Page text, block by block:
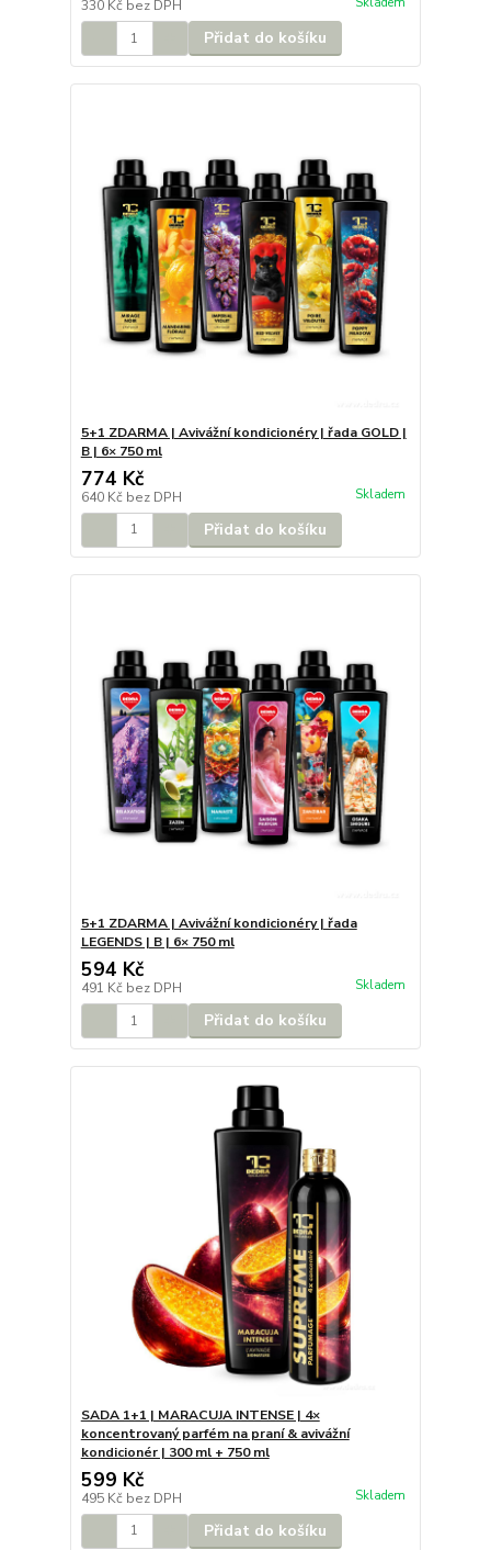
330 Kč bez DPH
Přidat do košíku
5+1 ZDARMA | Avivážní kondicionéry | řada GOLD |
B | 6× 750 ml
774 Kč
640 Kč bez DPH Skladem
Přidat do košíku
5+1 ZDARMA | Avivážní kondicionéry | řada
LEGENDS | B | 6× 750 ml
594 Kč
491 Kč bez DPH Skladem
Přidat do košíku
SADA 1+1 | MARACUJA INTENSE | 4×
koncentrovaný parfém na praní & avivážní
kondicionér | 300 ml + 750 ml
599 Kč
495 Kč bez DPH Skladem
Přidat do košíku